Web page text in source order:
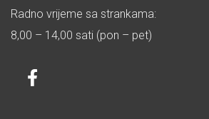
Radno vrijeme sa strankama:
8,00 – 14,00 sati (pon – pet)